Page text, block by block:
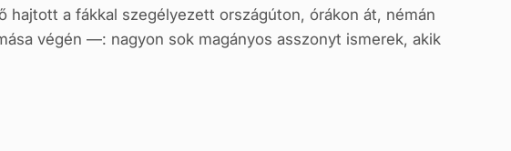
a fákkal szegélyezett országúton, órákon át, némán
végén —: nagyon sok magányos asszonyt ismerek, akik